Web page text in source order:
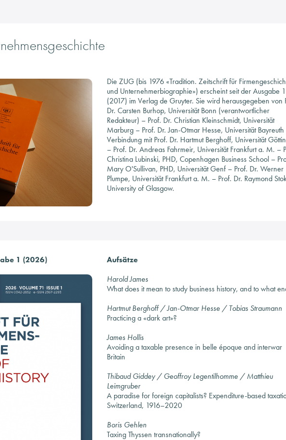
Die ZUG (bis 1976 «Tradition. Zeitschrift für
und Unternehmerbiographie») erscheint seit der Ausgabe 1
(2017) im Verlag de Gruyter. Sie wird herausgegeben von
Dr. Carsten Burhop, Universität Bonn (verantwortlicher
Redakteur) – Prof. Dr. Christian Kleinschmidt, Universität
Marburg – Prof. Dr. Jan-Otmar Hesse, Universität Bayreuth
Verbindung mit Prof. Dr. Hartmut Berghoff, Universität
– Prof. Dr. Andreas Fahrmeir, Universität Frankfurt a. M. –
Christina Lubinski, PHD, Copenhagen Business School –
Mary O'Sullivan, PHD, Universität Genf – Prof. Dr. Werner
Plumpe, Universität Frankfurt a. M. – Prof. Dr. Raymond
University of Glasgow.
1 (2026)
Aufsätze
Harold James
What does it mean to study business history, and to what
Hartmut Berghoff / Jan-Otmar Hesse / Tobias Straumann
Practicing a «dark art»?
James Hollis
Avoiding a taxable presence in belle époque and interwar
Britain
Thibaud Giddey / Geoffroy Legentilhomme / Matthieu
Leimgruber
A paradise for foreign capitalists? Expenditure-based
Switzerland, 1916–2020
Boris Gehlen
Taxing Thyssen transnationally?